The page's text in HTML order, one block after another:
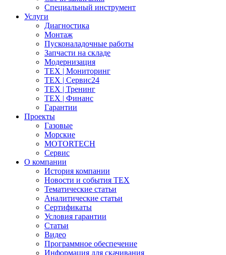
Специальный инструмент
Услуги
Диагностика
Монтаж
Пусконаладочные работы
Запчасти на складе
Модернизация
ТЕХ | Мониторинг
ТЕХ | Сервис24
ТЕХ | Тренинг
ТЕХ | Финанс
Гарантии
Проекты
Газовые
Морские
MOTORTECH
Сервис
О компании
История компании
Новости и события ТЕХ
Тематические статьи
Аналитические статьи
Сертификаты
Условия гарантии
Статьи
Видео
Программное обеспечение
Информация для скачивания